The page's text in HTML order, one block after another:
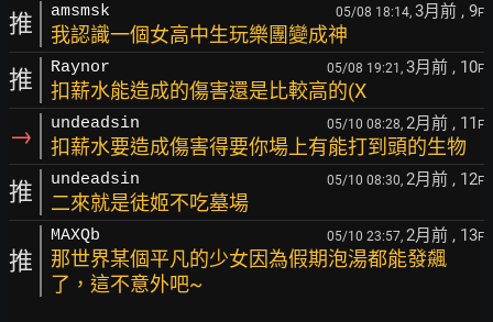
推 amsmsk 05/08 18:14, 3月前 , 9F
我認識一個女高中生玩樂團變成神
推 Raynor 05/08 19:21, 3月前 , 10F
扣薪水能造成的傷害還是比較高的(X
→ undeadsin 05/10 08:28, 2月前 , 11 F
扣薪水要造成傷害得要你場上有能打到頭的生物
推 undeadsin 05/10 08:30, 2月前 , 12F
二來就是徒姬不吃墓場
推
MAXQb 05/10 23:57, 2月前 , 13F
那世界某個平凡的少女因為假期泡湯都能發飆
了，這不意外吧~